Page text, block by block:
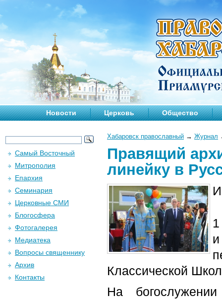
Новости Церковь Общество
Хабаровск православный → Журнал
Правящий
линейку в
Классической
На
Самый Восточный
Митрополия
Епархия
Семинария
Церковные СМИ
Блогосфера
Фотогалерея
Медиатека
Вопросы священнику
Архив
Контакты